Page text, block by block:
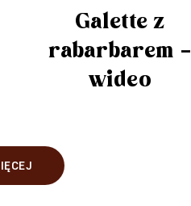
Galette z
rabarbarem –
wideo